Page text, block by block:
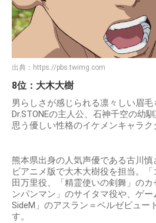
出典： https://pbs.twimg.com
8位：大木大樹
男らしさが感じられる凛々しい眉毛
Dr.STONEの主人公、石神千空の幼
思う優しい性格のイケメンキャラク
熊本県出身の人気声優である古川慎
ビアニメ版で大木大樹役を担当。
田万里役、「精霊使いの剣舞」の
ンパンマン」のサイタマ役や、ゲ
SideM」のアスラン＝ベルゼビュー
す。